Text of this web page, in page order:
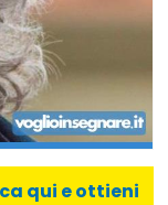
qui e ottieni